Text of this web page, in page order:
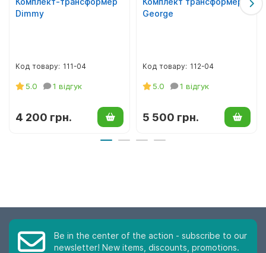
Dimmy
111-04
5.0 1 відгук
4 200 грн.
George
112-04
5.0 1 відгук
5 500 грн.
Be in the center of the action - subscribe to our
newsletter! New items, discounts, promotions.